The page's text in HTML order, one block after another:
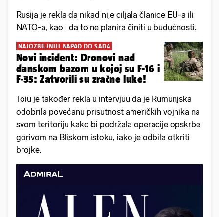
Rusija je rekla da nikad nije ciljala članice EU-a ili
NATO-a, kao i da to ne planira činiti u budućnosti.
NAJOZBILJNIJI NAPAD DO SADA
Novi incident: Dronovi nad
danskom bazom u kojoj su F-16 i
F-35: Zatvorili su zračne luke!
Toiu je također rekla u intervjuu da je Rumunjska
odobrila povećanu prisutnost američkih vojnika na
svom teritoriju kako bi podržala operacije opskrbe
gorivom na Bliskom istoku, iako je odbila otkriti
brojke.